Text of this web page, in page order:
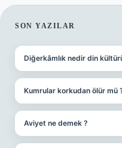
SIDEBAR
SON YAZILAR
Diğerkâmlık nedir din
Kumrular korkudan ölür mü
Aviyet ne demek ?